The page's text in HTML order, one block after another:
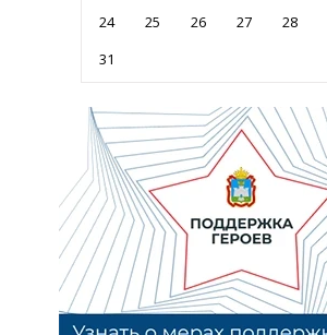
24
25 26 27 28
31